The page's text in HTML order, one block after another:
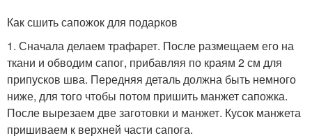
Как сшить сапожок для подарков
1. Сначала делаем трафарет. После размещаем его на
ткани и обводим сапог, прибавляя по краям 2 см для
припусков шва. Передняя деталь должна быть немного
ниже, для того чтобы потом пришить манжет сапожка.
После вырезаем две заготовки и манжет. Кусок манжета
пришиваем к верхней части сапога.